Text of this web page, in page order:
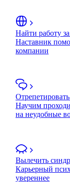
Найти работу
Наставник
компании
Научим
на неудобные
Вылечить
Карьерный
увереннее